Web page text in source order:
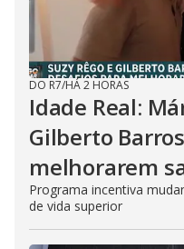
DO R7/HÁ 2 HORAS
Idade Real:
Gilberto
melhorarem
Programa incentiva
de vida superior